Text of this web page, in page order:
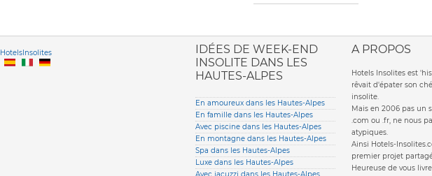
Versione italiana
IDÉES DE WEEK-END
INSOLITE DANS LES
HAUTES-ALPES
En amoureux dans les Hautes-Alpes
En famille dans les Hautes-Alpes
Avec piscine dans les Hautes-Alpes
En montagne dans les Hautes-Alpes
Spa dans les Hautes-Alpes
Luxe dans les Hautes-Alpes
A PROPOS
Hotels Insolites est
rêvait d'épater son
insolite.
Mais en 2006 pas un
.com ou .fr, ne nous
atypiques.
Ainsi Hotels-
premier projet
Heureuse de vous